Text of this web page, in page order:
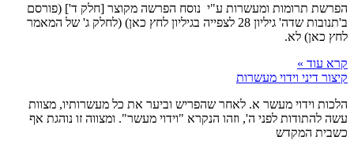
הפרשת תרומות ומעשרות ע"י נוסח הפרשה מקוצר [חלק ד'] (פורסם
ב'תנובות שדה' גיליון 28 לצפייה בגיליון לחץ כאן) (לחלק ג' של המאמר
לחץ כאן) לא.
קרא עוד »
קיצור דיני וידוי מעשרות
הלכות וידוי מעשר א. לאחר שהפריש וביער את כל מעשרותיו, מצוות
עשה להתודות לפני ה', וזהו הנקרא "וידוי מעשר". ומצווה זו נוהגת אף
כשבית המקדש